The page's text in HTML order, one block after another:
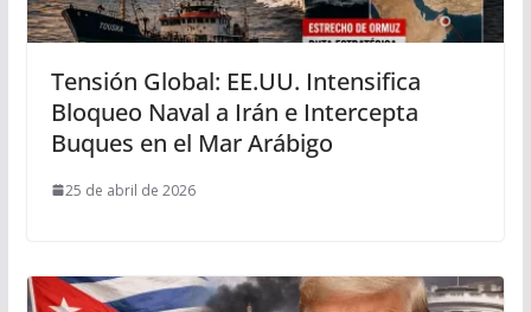
Tensión Global: EE.UU. Intensifica
Bloqueo Naval a Irán e Intercepta
Buques en el Mar Arábigo
25 de abril de 2026